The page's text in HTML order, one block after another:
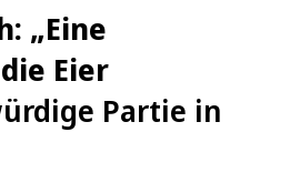
„Eine
Eier
Partie in